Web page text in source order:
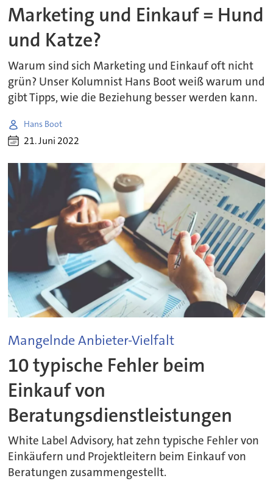
Marketing und Einkauf = Hund
und Katze?
Warum sind sich Marketing und Einkauf oft nicht
grün? Unser Kolumnist Hans Boot weiß warum und
gibt Tipps, wie die Beziehung besser werden kann.
Hans Boot
21. Juni 2022
Mangelnde Anbieter-Vielfalt
10 typische Fehler beim
Einkauf von
Beratungsdienstleistungen
White Label Advisory, hat zehn typische Fehler von
Einkäufern und Projektleitern beim Einkauf von
Beratungen zusammengestellt.